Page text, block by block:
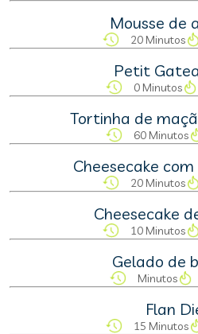
Mousse de
20 Minutos
Petit
0 Minutos
Tortinha de
60 Minutos
Cheesecake
20 Minutos
Cheesecake
10 Minutos
Gelado de
Minutos
Flan
15 Minutos